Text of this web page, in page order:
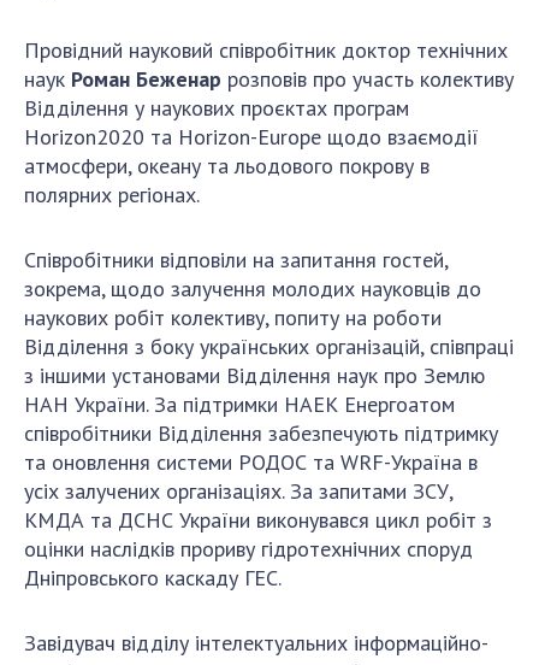
Провідний науковий співробітник доктор технічних
наук Роман Беженар розповів про участь колективу
Відділення у наукових проєктах програм
Horizon2020 та Horizon-Europe щодо взаємодії
атмосфери, океану та льодового покрову в
полярних регіонах.
Співробітники відповіли на запитання гостей,
зокрема, щодо залучення молодих науковців до
наукових робіт колективу, попиту на роботи
Відділення з боку українських організацій, співпраці
з іншими установами Відділення наук про Землю
НАН України. За підтримки НАЕК Енергоатом
співробітники Відділення забезпечують підтримку
та оновлення системи РОДОС та WRF-Україна в
усіх залучених організаціях. За запитами ЗСУ,
КМДА та ДСНС України виконувався цикл робіт з
оцінки наслідків прориву гідротехнічних споруд
Дніпровського каскаду ГЕС.
Завідувач відділу інтелектуальних інформаційно-